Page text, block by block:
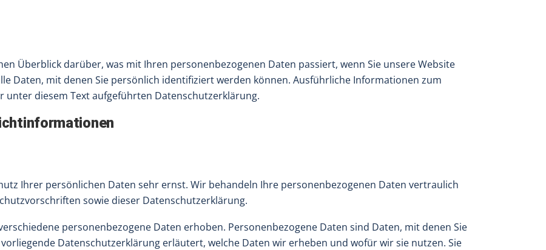
Überblick darüber, was mit Ihren personenbezogenen Daten passiert, wenn Sie unsere Website
Daten, mit denen Sie persönlich identifiziert werden können. Ausführliche Informationen zum
unter diesem Text aufgeführten Datenschutzerklärung.
Ihrer persönlichen Daten sehr ernst. Wir behandeln Ihre personenbezogenen Daten vertraulich
sowie dieser Datenschutzerklärung.
personenbezogene Daten erhoben. Personenbezogene Daten sind Daten, mit denen Sie
Datenschutzerklärung erläutert, welche Daten wir erheben und wofür wir sie nutzen. Sie